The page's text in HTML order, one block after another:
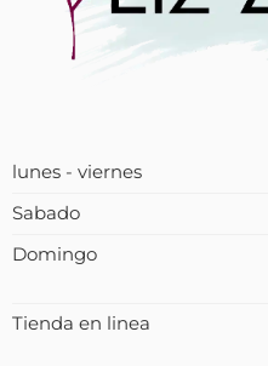
lunes - viernes
Sabado
Domingo
Tienda en linea